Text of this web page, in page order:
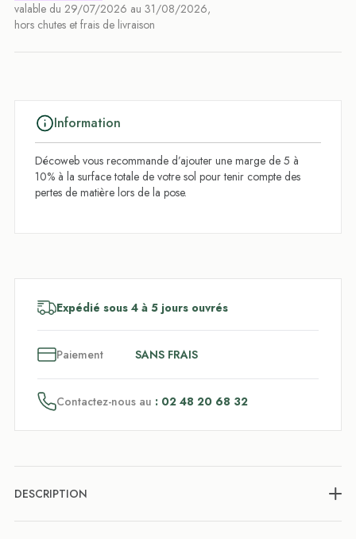
valable du 29/07/2026 au 31/08/2026,
hors chutes et frais de livraison
Information
Décoweb vous recommande d’ajouter une marge de 5 à
10% à la surface totale de votre sol pour tenir compte des
pertes de matière lors de la pose.
Expédié sous 4 à 5 jours ouvrés
Paiement SANS FRAIS
Contactez-nous au : 02 48 20 68 32
DESCRIPTION